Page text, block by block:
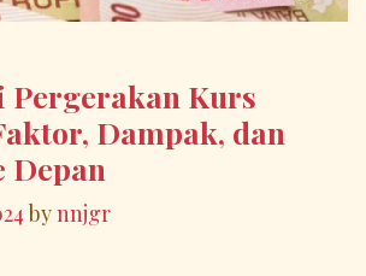
Pergerakan Kurs
Dampak, dan
Depan
bynnjgr